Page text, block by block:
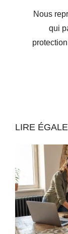
Nous
qui
LIRE